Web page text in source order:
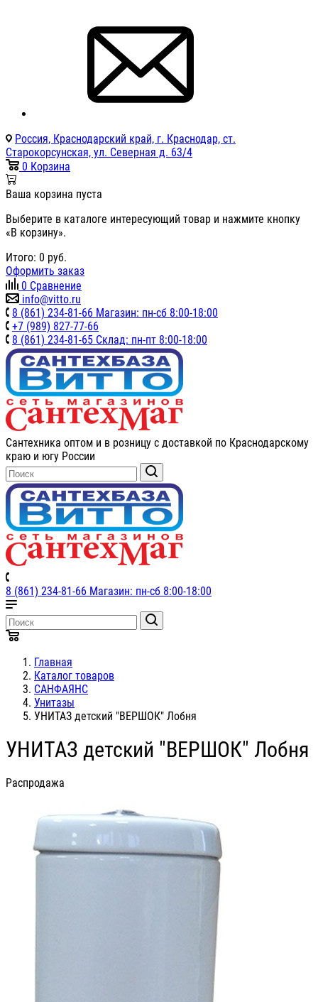
Россия, Краснодарский край, г. Краснодар, ст.
Старокорсунская, ул. Северная д. 63/4
0 Корзина
Ваша корзина пуста
Выберите в каталоге интересующий товар и нажмите кнопку
«В корзину».
Итого: 0 руб.
Оформить заказ
0 Сравнение
info@vitto.ru
8 (861) 234-81-66 Магазин: пн-сб 8:00-18:00
+7 (989) 827-77-66
8 (861) 234-81-65 Склад: пн-пт 8:00-18:00
Сантехника оптом и в розницу с доставкой по Краснодарскому
краю и югу России
8 (861) 234-81-66 Магазин: пн-сб 8:00-18:00
Главная
Каталог товаров
САНФАЯНС
Унитазы
УНИТАЗ детский "ВЕРШОК" Лобня
УНИТАЗ детский "ВЕРШОК" Лобня
Распродажа